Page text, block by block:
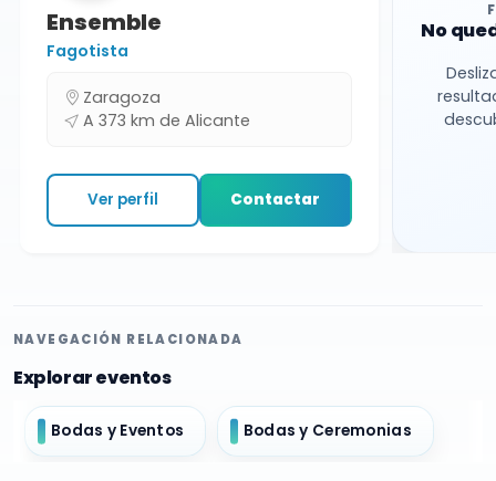
Ensemble
Fagotista
Zaragoza
A 373 km de Alicante
Ver perfil Contactar
No
NAVEGACIÓN RELACIONADA
Explorar eventos
Bodas y Eventos Bodas y Ceremonias